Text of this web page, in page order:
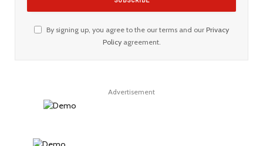
By signing up, you agree to the our terms and our Privacy
Policyagreement.
Advertisement